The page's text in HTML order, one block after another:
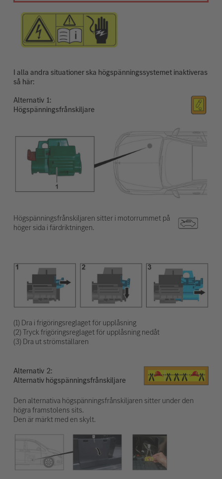
I alla andra situationer ska högspänningssystemet inaktiveras
så här:
Alternativ
Högspänningsfrånskiljare
Högspänningsfrånskiljaren sitter i motorrummet på
höger sida i färdriktningen.
(1) Dra i frigöringsreglaget för upplåsning
(2) Tryck frigöringsreglaget för upplåsning nedåt
(3) Dra ut strömställaren
Alternativ
Alternativ högspänningsfrånskiljare
Den alternativa högspänningsfrånskiljaren sitter under den
högra framstolens sits.
Den är märkt med en skylt.